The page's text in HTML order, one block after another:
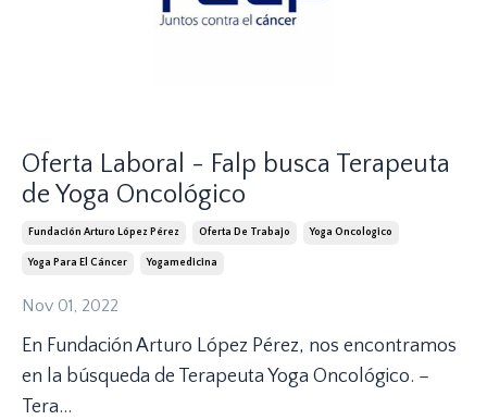
Oferta Laboral - Falp busca Terapeuta
de Yoga Oncológico
Fundación Arturo López Pérez Oferta De Trabajo Yoga Oncologico
Yoga Para El Cáncer Yogamedicina
Nov 01, 2022
En Fundación Arturo López Pérez, nos encontramos
en la búsqueda de Terapeuta Yoga Oncológico. –
Tera...